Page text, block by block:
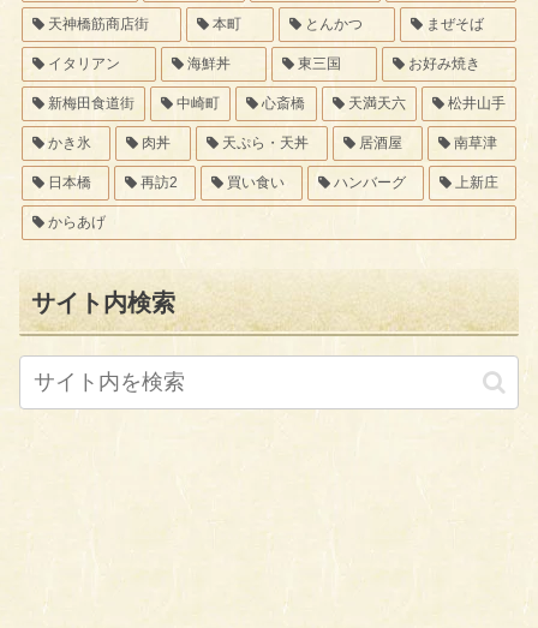
天神橋筋商店街 本町 とんかつ まぜそば
イタリアン 海鮮丼 東三国 お好み焼き
新梅田食道街 中崎町 心斎橋 天満天六 松井山手
かき氷 肉丼 天ぷら・天丼 居酒屋 南草津
日本橋 再訪2 買い食い ハンバーグ 上新庄
からあげ
サイト内検索